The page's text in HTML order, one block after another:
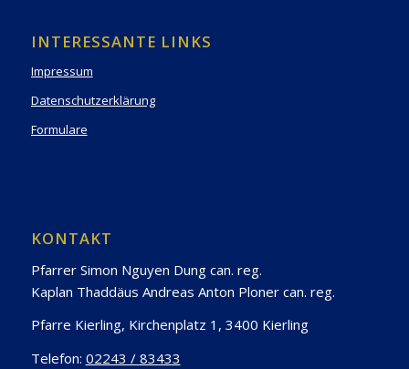
INTERESSANTE LINKS
Impressum
Datenschutzerklärung
Formulare
KONTAKT
Pfarrer Simon Nguyen Dung can. reg.
Kaplan Thaddäus Andreas Anton Ploner can. reg.
Pfarre Kierling, Kirchenplatz 1, 3400 Kierling
Telefon: 02243 / 83433